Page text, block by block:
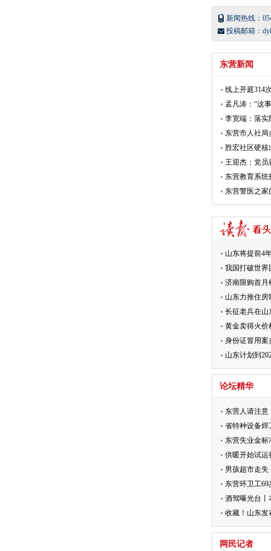
新闻热线：
投稿邮箱：
东营新闻
线上开庭314
与
孟凡涛：“这
李宽端：落实
疫
东营市人社局
胜宏社区硬
王迎杰：党员
东营教育系统
东营警医之家
山东将提前4
我国打破世界
录
济南限购首月
山东力推住房
长征老兵在山
大10
黄金卖得火价
身份证冒用案
银
山东计划到
城镇
论坛精华
东营人请注意
省特种设备焊
东营失业金标
供暖开始试运
修
男孩超市走
东营环卫工
酒驾曝光台丨
收藏！山东发
网民记者